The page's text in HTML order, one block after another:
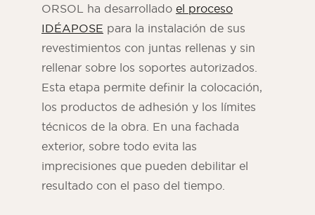
ORSOL ha desarrollado el proceso
IDÉAPOSE para la instalación de sus
revestimientos con juntas rellenas y sin
rellenar sobre los soportes autorizados.
Esta etapa permite definir la colocación,
los productos de adhesión y los límites
técnicos de la obra. En una fachada
exterior, sobre todo evita las
imprecisiones que pueden debilitar el
resultado con el paso del tiempo.